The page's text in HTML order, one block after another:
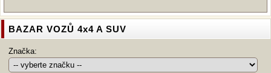
BAZAR VOZŮ 4x4 A SUV
Značka: